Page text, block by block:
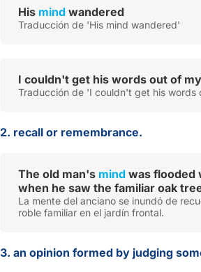
His mind wandered
Traducción de 'His mind wandered'
I couldn't get his words out of
Traducción de 'I couldn't get his words
2. recall or remembrance.
The old man's mind was flooded
when he saw the familiar oak
La mente del anciano se inundó de
roble familiar en el jardín frontal.
3. an opinion formed by judging